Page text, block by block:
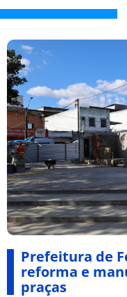
Prefeitura de
reforma e
praças